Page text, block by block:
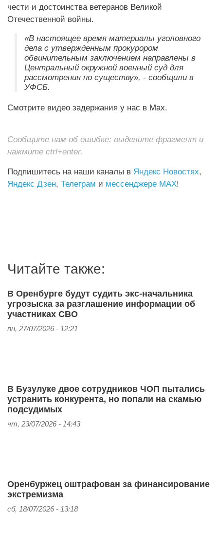
чести и достоинства ветеранов Великой
Отечественной войны.
«В настоящее время материалы уголовного
дела с утвержденным прокурором
обвинительным заключением направлены в
Центральный окружной военный суд для
рассмотрения по существу», - сообщили в
УФСБ.
Смотрите видео задержания у нас в Мах.
Сообщите нам об ошибке: выделите фрагмент и
нажмите ctrl+enter.
Подпишитесь на наши каналы в Яндекс Новостях,
Яндекс Дзен, Телеграм и мессенджере MAX!
Читайте также:
В Оренбурге будут судить экс-начальника
угрозыска за разглашение информации об
участниках СВО
пн, 27/07/2026 - 12:21
В Бузулуке двое сотрудников ЧОП пытались
устранить конкурента, но попали на скамью
подсудимых
чт, 23/07/2026 - 14:43
Оренбуржец оштрафован за финансирование
экстремизма
сб, 18/07/2026 - 13:18